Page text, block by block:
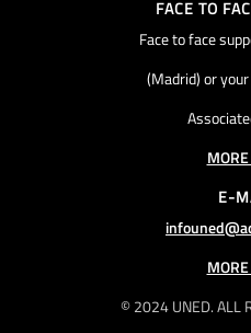
© 2024 UNED. ALL
FACE TO
Face to face
(Madrid) or
E-